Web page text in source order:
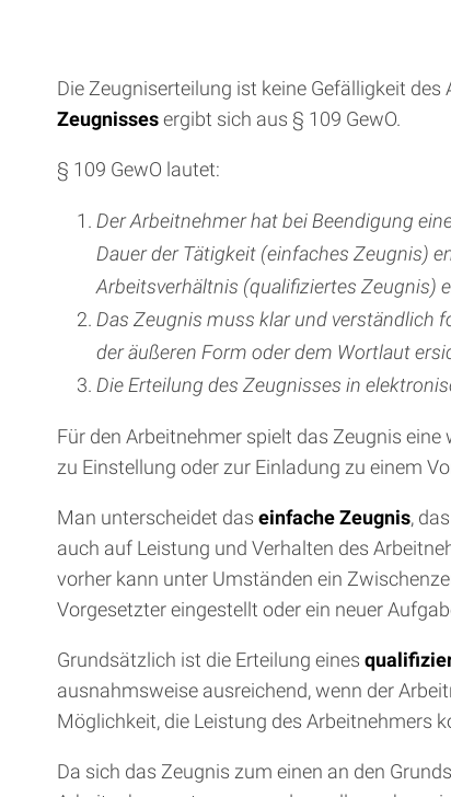
Die Zeugniserteilung ist keine Gefälligkeit
Zeugnissesergibt sich aus § 109 GewO.
§ 109 GewO lautet:
Der Arbeitnehmer hat bei Beendigung
Dauer der Tätigkeit (einfaches Zeugnis)
Arbeitsverhältnis (qualifiziertes Zeugnis)
Das Zeugnis muss klar und verständlich
der äußeren Form oder dem Wortlaut
Die Erteilung des Zeugnisses in
Für den Arbeitnehmer spielt das Zeugnis
zu Einstellung oder zur Einladung zu einem
Man unterscheidet das einfache Zeugnis,
auch auf Leistung und Verhalten des
vorher kann unter Umständen ein
Vorgesetzter eingestellt oder ein neuer
Grundsätzlich ist die Erteilung eines
ausnahmsweise ausreichend, wenn der
Möglichkeit, die Leistung des Arbeitnehmers
Da sich das Zeugnis zum einen an den